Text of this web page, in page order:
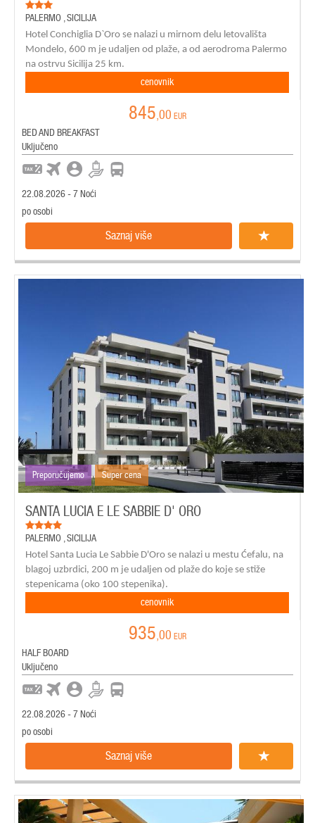
PALERMO ,SICILIJA
Hotel Conchiglia D`Oro se nalazi u mirnom delu letovališta
Mondelo, 600 m je udaljen od plaže, a od aerodroma Palermo
na ostrvu Sicilija 25 km.
cenovnik
845,00 EUR
BED AND BREAKFAST
Uključeno
22.08.2026 - 7 Noći
po osobi
Saznaj više
Preporučujemo Super cena
SANTA LUCIA E LE SABBIE D' ORO
PALERMO ,SICILIJA
Hotel Santa Lucia Le Sabbie D'Oro se nalazi u mestu Ćefalu, na
blagoj uzbrdici, 200 m je udaljen od plaže do koje se stiže
stepenicama (oko 100 stepenika).
cenovnik
935,00 EUR
HALF BOARD
Uključeno
22.08.2026 - 7 Noći
po osobi
Saznaj više